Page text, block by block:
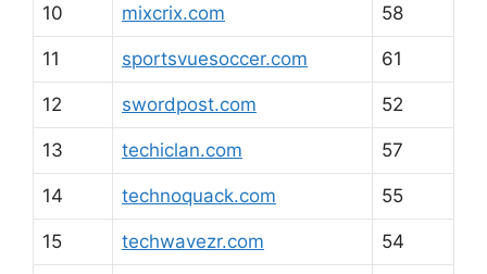
10 mixcrix.com 58
11 sportsvuesoccer.com 61
12 swordpost.com 52
13 techiclan.com 57
14 technoquack.com 55
15 techwavezr.com 54